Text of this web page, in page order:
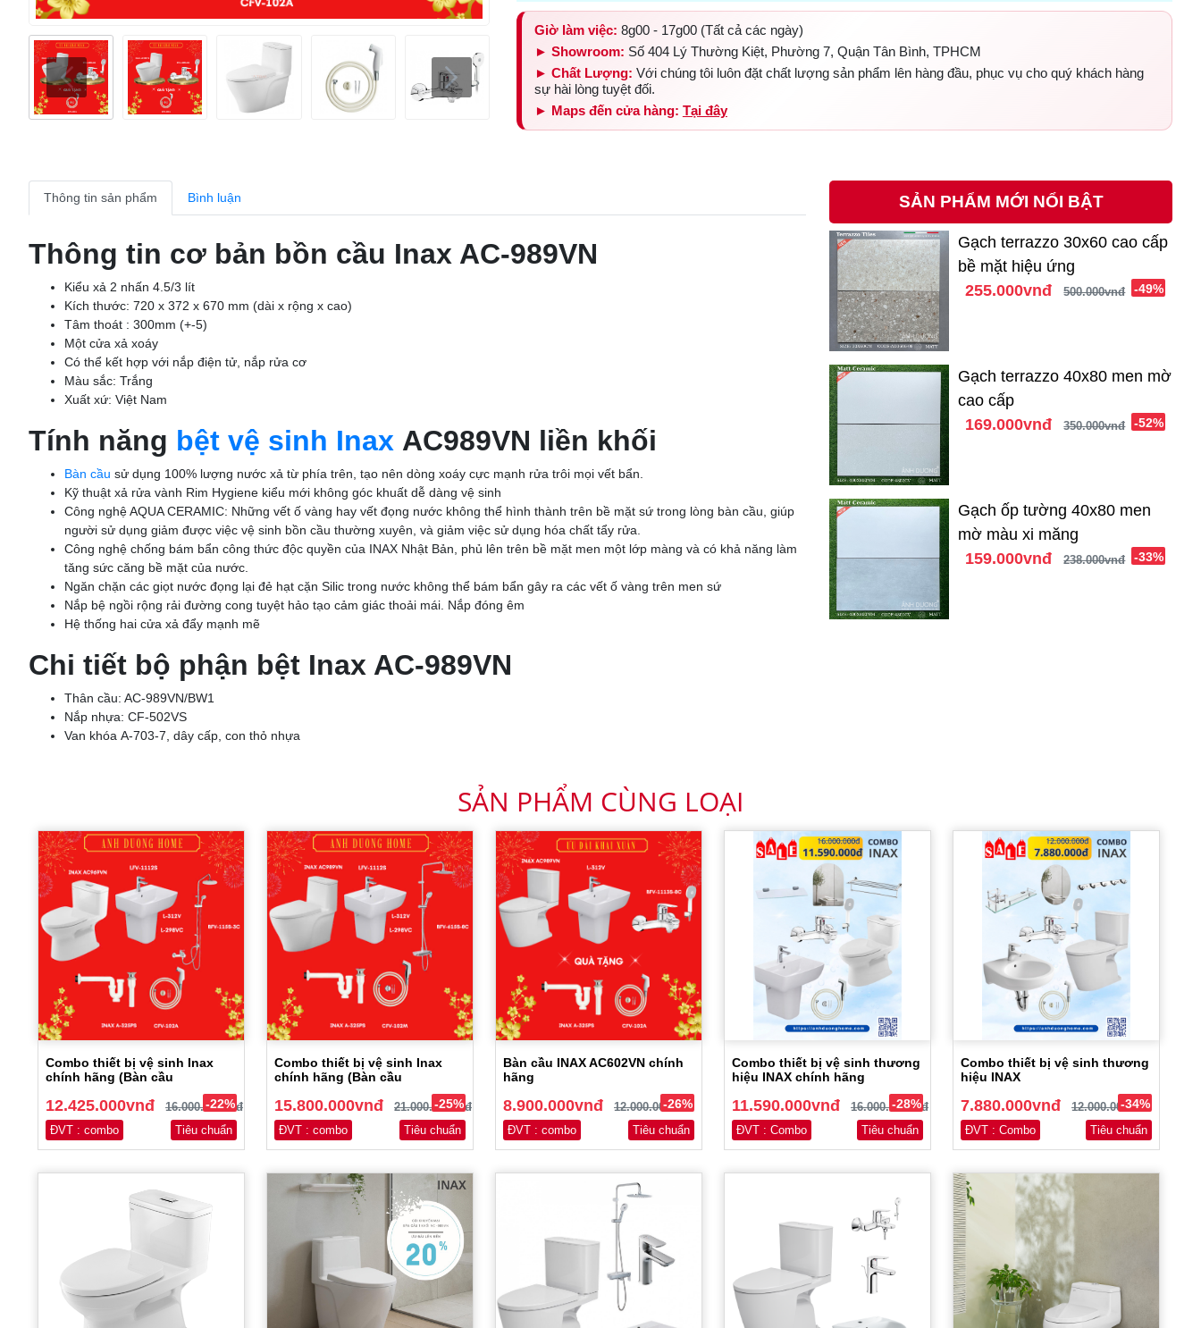
Giờ làm việc: 8g00 - 17g00 (Tất cả các ngày)
► Showroom: Số 404 Lý Thường Kiệt, Phường 7, Quận Tân Bình, TPHCM
► Chất Lượng: Với chúng tôi luôn đặt chất lượng sản phẩm lên hàng đầu, phục vụ cho quý khách hàng
sự hài lòng tuyệt đối.
► Maps đến cửa hàng: Tại đây
Thông tin sản phẩm Bình luận
Thông tin cơ bản bồn cầu Inax AC-989VN
Kiểu xả 2 nhấn 4.5/3 lít
Kích thước: 720 x 372 x 670 mm (dài x rộng x cao)
Tâm thoát : 300mm (+-5)
Một cửa xả xoáy
Có thể kết hợp với nắp điện tử, nắp rửa cơ
Màu sắc: Trắng
Xuất xứ: Việt Nam
Tính năng bệt vệ sinh Inax AC989VN liền khối
Bàn cầu sử dụng 100% lượng nước xả từ phía trên, tạo nên dòng xoáy cực mạnh rửa trôi mọi vết bẩn.
Kỹ thuật xả rửa vành Rim Hygiene kiểu mới không góc khuất dễ dàng vệ sinh
Công nghệ AQUA CERAMIC: Những vết ố vàng hay vết đọng nước không thể hình thành trên bề mặt sứ trong lòng bàn cầu, giúp
người sử dụng giảm được việc vệ sinh bồn cầu thường xuyên, và giảm việc sử dụng hóa chất tẩy rửa.
Công nghệ chống bám bẩn công thức độc quyền của INAX Nhật Bản, phủ lên trên bề mặt men một lớp màng và có khả năng làm
tăng sức căng bề mặt của nước.
Ngăn chặn các giọt nước đọng lại đẻ hạt cặn Silic trong nước không thể bám bẩn gây ra các vết ố vàng trên men sứ
Nắp bệ ngồi rộng rải đường cong tuyệt hảo tạo cảm giác thoải mái. Nắp đóng êm
Hệ thống hai cửa xả đẩy mạnh mẽ
Chi tiết bộ phận bệt Inax AC-989VN
Thân cầu: AC-989VN/BW1
Nắp nhựa: CF-502VS
Van khóa A-703-7, dây cấp, con thỏ nhựa
SẢN PHẨM MỚI NỔI BẬT
Gạch terrazzo 30x60 cao cấp
bề mặt hiệu ứng
255.000vnđ
500.000vnđ -49%
Gạch terrazzo 40x80 men mờ
cao cấp
169.000vnđ
350.000vnđ -52%
Gạch ốp tường 40x80 men
mờ màu xi măng
159.000vnđ
238.000vnđ -33%
SẢN PHẨM CÙNG LOẠI
Combo thiết bị vệ sinh Inax
chính hãng (Bàn cầu
12.425.000vnđ 16.000.000vnđ
-22%
ĐVT : combo Tiêu chuẩn
Combo thiết bị vệ sinh Inax
chính hãng (Bàn cầu
15.800.000vnđ 21.000.000vnđ
-25%
ĐVT : combo Tiêu chuẩn
Bàn cầu INAX AC602VN chính
hãng
8.900.000vnđ 12.000.000vnđ
-26%
ĐVT : combo Tiêu chuẩn
Combo thiết bị vệ sinh thương
hiệu INAX chính hãng
11.590.000vnđ 16.000.000vnđ
-28%
ĐVT : Combo Tiêu chuẩn
Combo thiết bị vệ sinh thương
hiệu INAX
7.880.000vnđ 12.000.000vnđ
-34%
ĐVT : Combo Tiêu chuẩn